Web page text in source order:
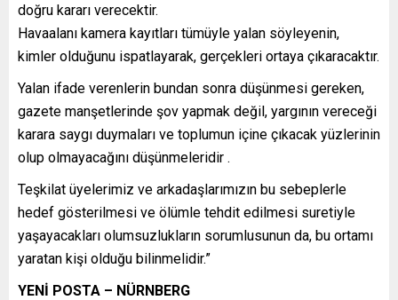
doğru kararı verecektir.
Havaalanı kamera kayıtları tümüyle yalan söyleyenin,
kimler olduğunu ispatlayarak, gerçekleri ortaya çıkaracaktır.
Yalan ifade verenlerin bundan sonra düşünmesi gereken,
gazete manşetlerinde şov yapmak değil, yargının vereceği
karara saygı duymaları ve toplumun içine çıkacak yüzlerinin
olup olmayacağını düşünmeleridir .
Teşkilat üyelerimiz ve arkadaşlarımızın bu sebeplerle
hedef gösterilmesi ve ölümle tehdit edilmesi suretiyle
yaşayacakları olumsuzlukların sorumlusunun da, bu ortamı
yaratan kişi olduğu bilinmelidir.”
YENİ POSTA – NÜRNBERG